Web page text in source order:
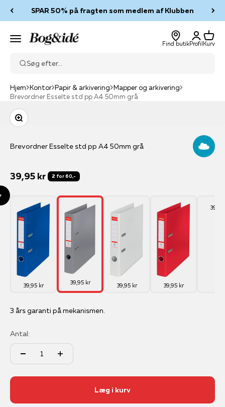
SPAR 50% på fragten som medlem af Klubben
Menu Bog & idé
Find butik
Log ind
Profil
Kurv
Kurv
Søg efter...
Hjem Kontor Papir & arkivering Mapper og arkivering
Brevordner Esselte std pp A4 50mm grå
Zoom
Brevordner Esselte std pp A4 50mm grå
Salgspris
39,95 kr 2 for 60,-
39,95 kr 39,95 kr 39,95 kr 39,95 kr
3 års garanti på mekanismen.
Antal:
Læg i kurv